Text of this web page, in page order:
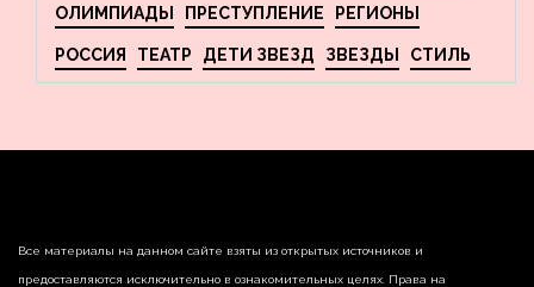
ОЛИМПИАДЫ ПРЕСТУПЛЕНИЕ РЕГИОНЫ
РОССИЯ ТЕАТР ДЕТИ ЗВЕЗД ЗВЕЗДЫ СТИЛЬ
Все материалы на данном сайте взяты из открытых источников и
предоставляются исключительно в ознакомительных целях. Права на